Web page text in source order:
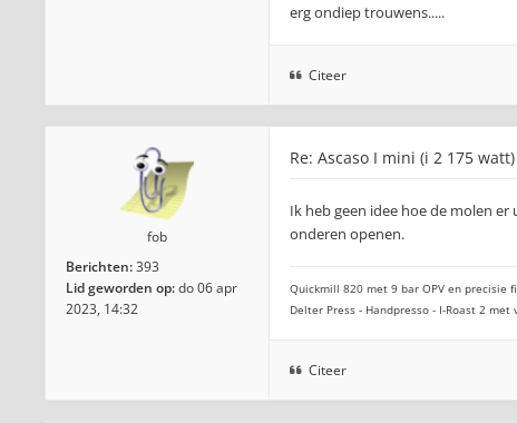
erg ondiep trouwens.....
Citeer
fob
Berichten:393
Lid geworden op:do 06 apr
2023, 14:32
Re: Ascaso I mini (i 2 175
Ik heb geen idee hoe de molen
onderen openen.
Quickmill 820 met 9 bar OPV en precisie
Delter Press - Handpresso - I-Roast 2
Citeer